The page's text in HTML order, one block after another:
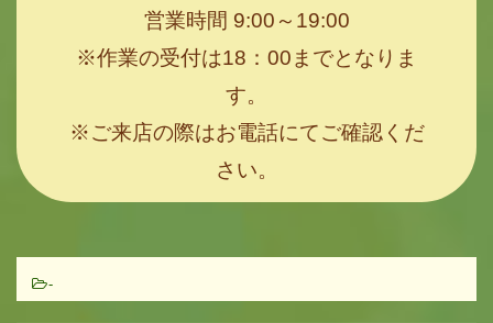
営業時間 9:00～19:00
※作業の受付は18：00までとなりま
す。
※ご来店の際はお電話にてご確認くだ
さい。
-